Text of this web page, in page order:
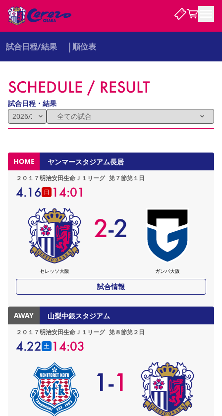
試合・チーム
試合について
試合日程 / 結果
チームについて
観戦する
チケット
初めて観戦ガイド キッズ向けサービス
観戦マナー&ルール ビジターサポーター観戦ガイド
スタジアム
YANMAR HANASAKA STADIUM
DAZNで観戦
DAZNで観戦
よくある質問
よくある質問
クラブを知る
沿革 シーズン記録 求人情報
サポートする
セレッソアイデアちょうだいな
Lise（ライセンスビジネス）
サステナビリティ
サステナビリティポリシー
インパクトレポート
活動レポート SPORT POSITIVE LEAGUES 取り組み実績
スポーツクラブ
関連団体/施設
長居公園 セレッソフットサルパーク
セレッソフットサルパーク長居
セレッソスポーツパーク舞洲
セレッソ大阪アカデミー
ファンクラブ
婚姻届・出生届・命名書
ニュース
ニュース
すべて チーム グッズ チケット イベント
ファンクラブ
ホームタウン
パートナー メディア 30周年
レディース
アカデミー
試合日程/結果 順位表
SCHEDULE / RESULT
試合日程・結果
HOME ヤンマースタジアム長居
２０１７明治安田生命Ｊ１リーグ 第７節第１日
4.16 日 14:01
セレッソ大阪
2-2
ガンバ大阪
試合情報
AWAY 山梨中銀スタジアム
２０１７明治安田生命Ｊ１リーグ 第８節第２日
4.22 土 14:03
1-1